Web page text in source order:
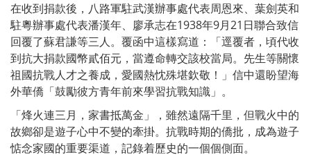
在收到捐款後，八路軍駐武漢辦事處代表周恩來、葉劍英和
駐粵辦事處代表潘漢年、廖承志在1938年9月21日聯合致信
回覆了蘇君謙等三人。覆函中這樣寫道：「逕覆者，頃代收
到抗大捐款國幣貳佰元，當遵命轉交該校當局。先生等關懷
祖國抗戰人才之養成，愛國熱忱殊堪欽敬！」信中還盼望海
外華僑「鼓勵彼方青年前來學習抗戰知識」。
「烽火連三月，家書抵萬金」，雖然遠隔千里，但戰火中的
故鄉卻是遊子心中不變的牽掛。抗戰時期的僑批，成為遊子
惦念家國的重要渠道，記錄着歷史的一個個側面。